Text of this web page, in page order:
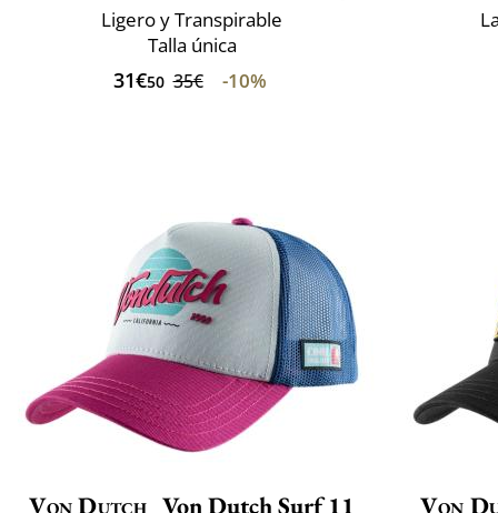
Ligero y Transpirable
Talla única
31€50 35€ -10%
Von Dutch Von Dutch Surf 11 Von